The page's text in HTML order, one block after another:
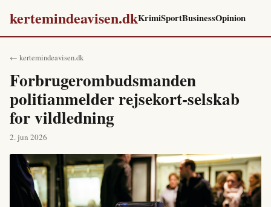
kertemindeavisen.dkKrimiSportBusinessOpinion
← kertemindeavisen.dk
Forbrugerombudsmanden
politianmelder rejsekort-selskab
for vildledning
2. jun 2026